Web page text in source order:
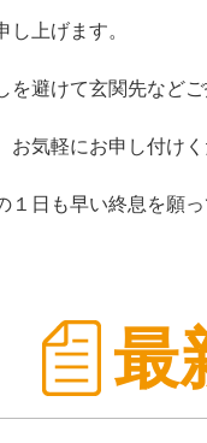
上げます。
を避けて玄関先など
気軽にお申し付けく
日も早い終息を願っ
最